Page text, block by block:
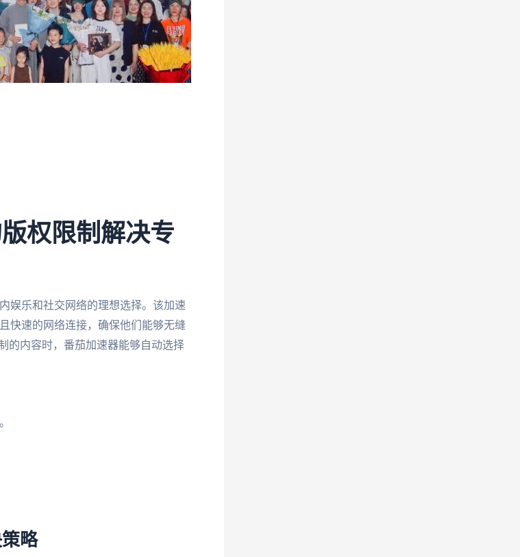
权限制解决专
娱乐和社交网络的理想选择。该加速
快速的网络连接，确保他们能够无缝
的内容时，番茄加速器能够自动选择
略